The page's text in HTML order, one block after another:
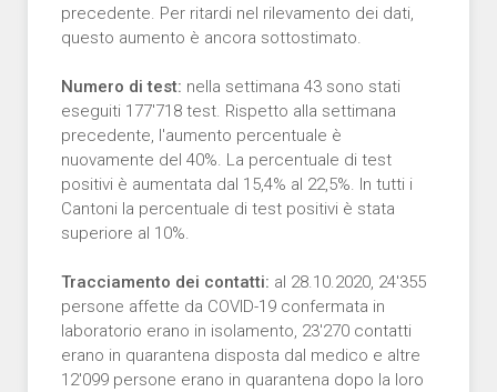
precedente. Per ritardi nel rilevamento dei dati,
questo aumento è ancora sottostimato.
Numero di test: nella settimana 43 sono stati
eseguiti 177'718 test. Rispetto alla settimana
precedente, l'aumento percentuale è
nuovamente del 40%. La percentuale di test
positivi è aumentata dal 15,4% al 22,5%. In tutti i
Cantoni la percentuale di test positivi è stata
superiore al 10%.
Tracciamento dei contatti: al 28.10.2020, 24'355
persone affette da COVID-19 confermata in
laboratorio erano in isolamento, 23'270 contatti
erano in quarantena disposta dal medico e altre
12'099 persone erano in quarantena dopo la loro